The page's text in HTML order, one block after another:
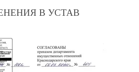
В УСТАВ